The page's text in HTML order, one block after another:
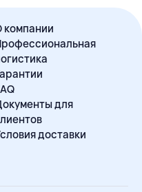
компании
для
доставки